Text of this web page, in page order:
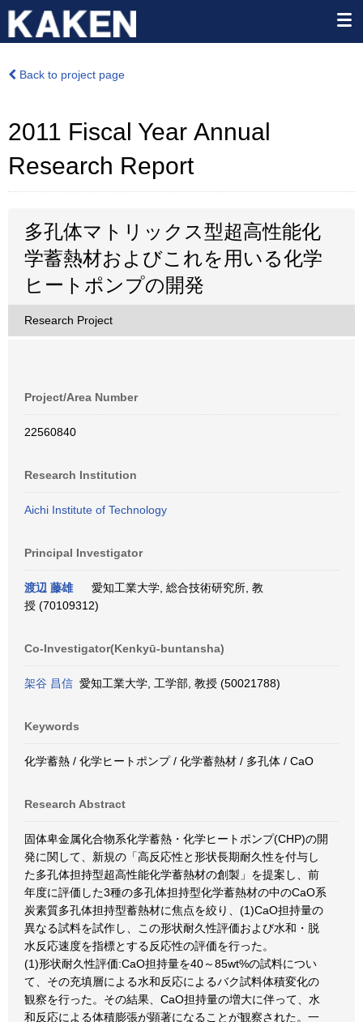
Back to project page
2011 Fiscal Year Annual
Research Report
多孔体マトリックス型超高性能化
学蓄熱材およびこれを用いる化学
ヒートポンプの開発
Research Project
Project/Area Number
22560840
Research Institution
Aichi Institute of Technology
Principal Investigator
渡辺 藤雄
愛知工業大学, 総合技術研究所, 教
授 (70109312)
Co-Investigator(Kenkyū-buntansha)
架谷 昌信 愛知工業大学, 工学部, 教授 (50021788)
Keywords
化学蓄熱 / 化学ヒートポンプ / 化学蓄熱材 / 多孔体 / CaO
Research Abstract
固体卑金属化合物系化学蓄熱・化学ヒートポンプ(CHP)の開
発に関して、新規の「高反応性と形状長期耐久性を付与し
た多孔体担持型超高性能化学蓄熱材の創製」を提案し、前
年度に評価した3種の多孔体担持型化学蓄熱材の中のCaO系
炭素質多孔体担持型蓄熱材に焦点を絞り、(1)CaO担持量の
異なる試料を試作し、この形状耐久性評価および水和・脱
水反応速度を指標とする反応性の評価を行った。
(1)形状耐久性評価:CaO担持量を40～85wt%の試料につい
て、その充填層による水和反応によるバク試料体積変化の
観察を行った。その結果、CaO担持量の増大に伴って、水
和反応による体積膨張が顕著になることが観察された。一